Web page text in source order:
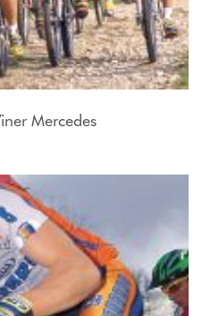
Mercedes